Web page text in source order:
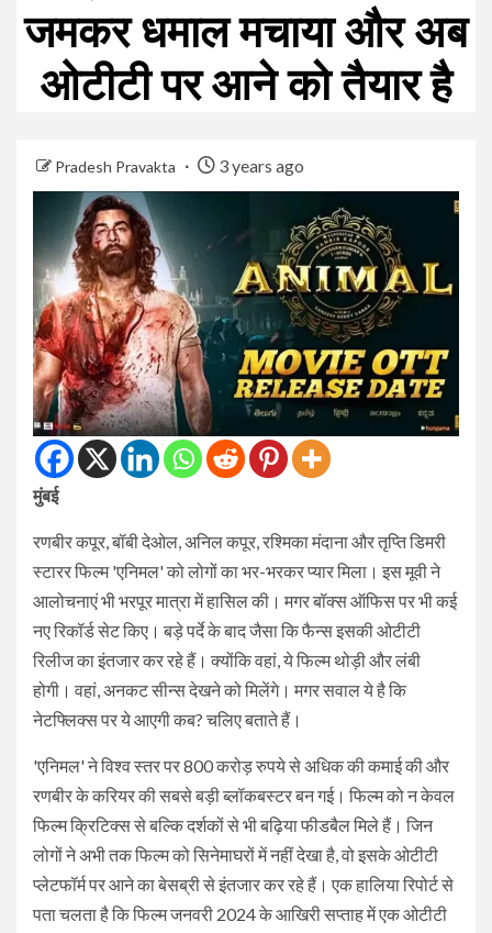
जमकर धमाल मचाया और अब
ओटीटी पर आने को तैयार है
Pradesh Pravakta 3 years ago
मुंबई
रणबीर कपूर, बॉबी देओल, अनिल कपूर, रश्मिका मंदाना और तृप्ति डिमरी
स्टारर फिल्म 'एनिमल' को लोगों का भर-भरकर प्यार मिला। इस मूवी ने
आलोचनाएं भी भरपूर मात्रा में हासिल की। मगर बॉक्स ऑफिस पर भी कई
नए रिकॉर्ड सेट किए। बड़े पर्दे के बाद जैसा कि फैन्स इसकी ओटीटी
रिलीज का इंतजार कर रहे हैं। क्योंकि वहां, ये फिल्म थोड़ी और लंबी
होगी। वहां, अनकट सीन्स देखने को मिलेंगे। मगर सवाल ये है कि
नेटफ्लिक्स पर ये आएगी कब? चलिए बताते हैं।
'एनिमल' ने विश्व स्तर पर 800 करोड़ रुपये से अधिक की कमाई की और
रणबीर के करियर की सबसे बड़ी ब्लॉकबस्टर बन गई। फिल्म को न केवल
फिल्म क्रिटिक्स से बल्कि दर्शकों से भी बढ़िया फीडबैल मिले हैं। जिन
लोगों ने अभी तक फिल्म को सिनेमाघरों में नहीं देखा है, वो इसके ओटीटी
प्लेटफॉर्म पर आने का बेसब्री से इंतजार कर रहे हैं। एक हालिया रिपोर्ट से
पता चलता है कि फिल्म जनवरी 2024 के आखिरी सप्ताह में एक ओटीटी